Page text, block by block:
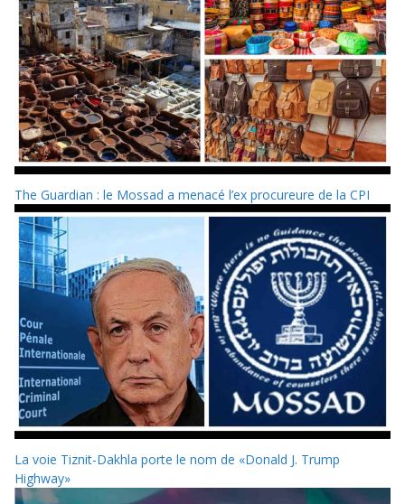
The Guardian : le Mossad a menacé l’ex procureure de la CPI
La voie Tiznit-Dakhla porte le nom de «Donald J. Trump
Highway»